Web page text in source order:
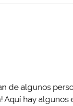
de algunos
Aquí hay